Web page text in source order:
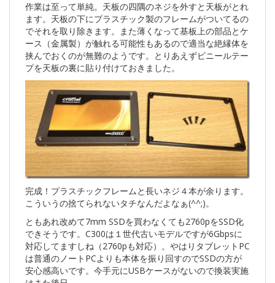
作業は至って単純。天板の四隅のネジを外すと天板がとれ
ます。天板の下にプラスチック製のフレームがついてるの
でそれを取り除きます。また薄くなって基板上の部品とケ
ース（金属製）が触れる可能性もあるので適当な絶縁体を
挟んでおくのが無難のようです。とりあえずビニールテー
プを天板の裏に貼り付けておきました。
完成！プラスチックフレームと長いネジ４本が余ります。
こういうの捨てられないタチなんだよなぁ(^^;)。
ともあれ改めて7mm SSDを買わなくても2760pをSSD化
できそうです。C300は１世代古いモデルですが6Gbpsに
対応してますしね（2760pも対応）。やはりタブレットPC
は普通のノートPCよりも本体を振り回すのでSSDの方が
安心感高いです。今手元にUSBケースがないので換装実施